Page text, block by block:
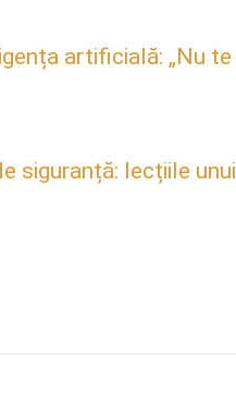
artificială: „Nu te
siguranță: lecțiile unui